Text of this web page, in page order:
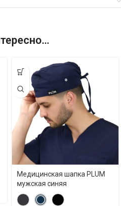
Медицинская шапка PLUM
мужская синяя